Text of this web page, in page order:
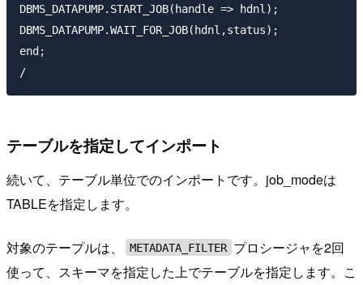
DBMS_DATAPUMP.START_JOB(handle => hdnl);
DBMS_DATAPUMP.WAIT_FOR_JOB(hdnl,status);
end;
テーブルを指定してインポート
続いて、テーブル単位でのインポートです。job_modeは
TABLEを指定します。
対象のテープルは、 METADATA_FILTER プロシージャを2回
使って、スキーマを指定した上でテーブルを指定します。こ